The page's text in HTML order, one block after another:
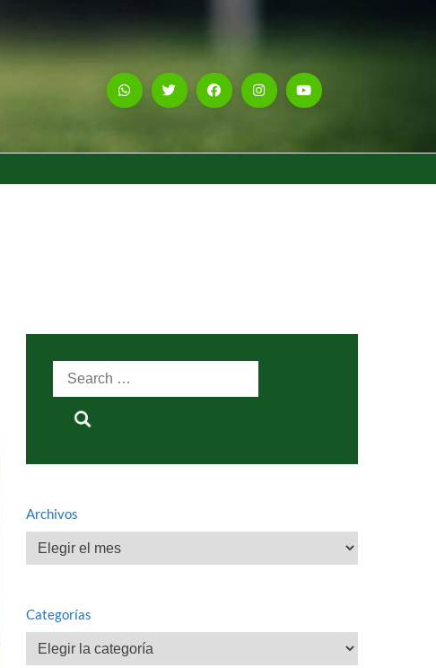
Search
for:
Archivos
Archivos
Categorías
Categorías